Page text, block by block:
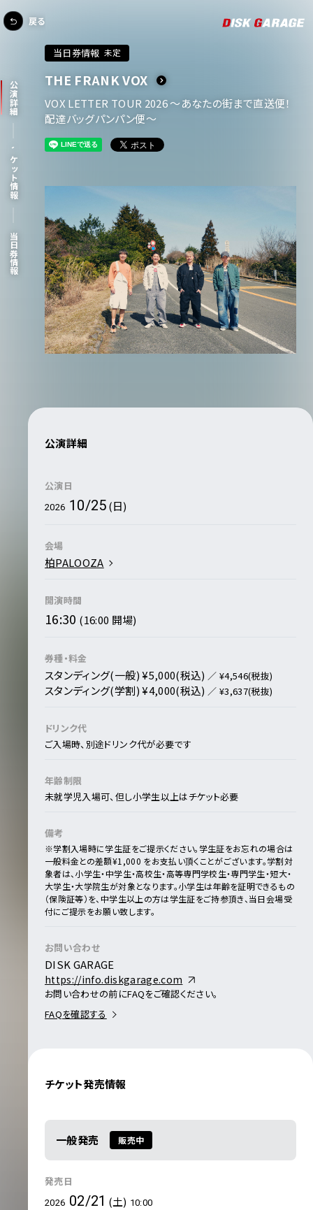
公演詳細
チケット情報
当日券情報
当日券情報 未定
THE FRANK VOX
VOX LETTER TOUR 2026 ～あなたの街まで直送便！
配達バッグパンパン便～
公演詳細
公演日
2026 10/25(日)
会場
柏PALOOZA
開演時間
16:30 (16:00 開場)
券種・料金
スタンディング(一般) ¥5,000(税込) ／ ¥4,546(税抜)
スタンディング(学割) ¥4,000(税込) ／ ¥3,637(税抜)
ドリンク代
ご入場時、別途ドリンク代が必要です
年齢制限
未就学児入場可、但し小学生以上はチケット必要
備考
※学割入場時に学生証をご提示ください。 学生証をお忘れの場合は
一般料金との差額¥1,000 をお支払い頂くことがございます。学割対
象者は、小学生・中学生・高校生・高等専門学校生・専門学生・短大・
大学生・大学院生が対象となります。小学生は年齢を証明できるもの
（保険証等）を、中学生以上の方は学生証をご持参頂き、当日会場受
付にご提示をお願い致します。
お問い合わせ
DISK GARAGE
https://info.diskgarage.com
お問い合わせの前にFAQをご確認ください。
FAQを確認する
チケット発売情報
一般発売 販売中
発売日
2026 02/21 (土) 10:00
戻る